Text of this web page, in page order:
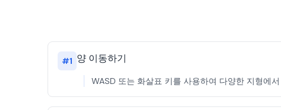
#1 양 이동하기
WASD 또는 화살표 키를 사용하여 다양한 지형에